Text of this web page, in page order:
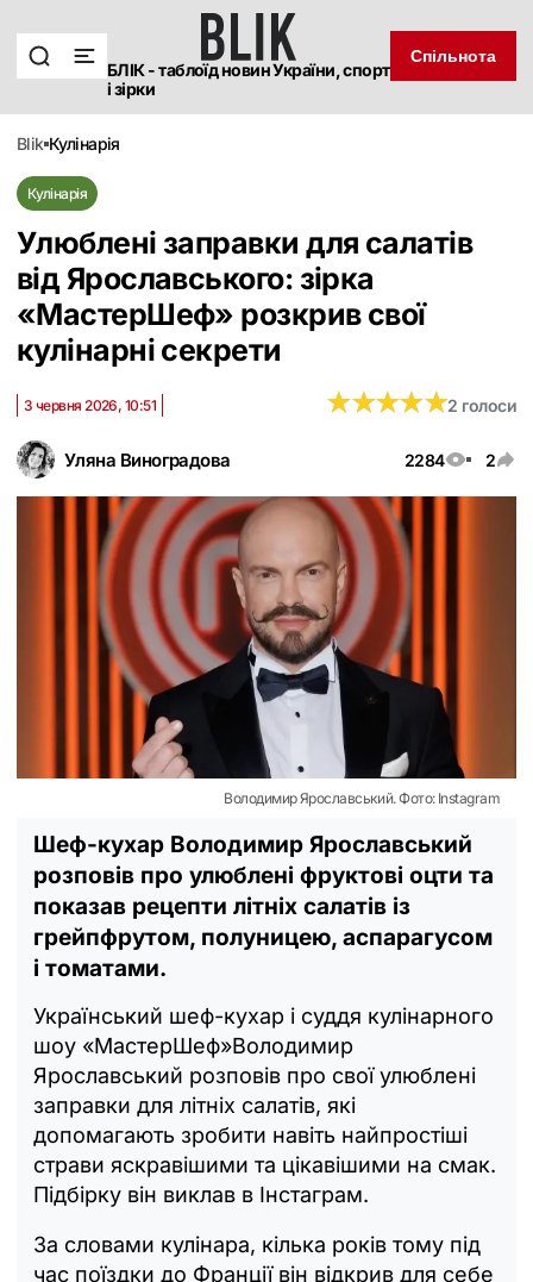
БЛІК - таблоїд новин України, спорт
і зірки
Спільнота
blik кулінарія
Кулінарія
Улюблені заправки для салатів
від Ярославського: зірка
«‎МастерШеф» розкрив свої
кулінарні секрети
Уляна Виноградова 2284 2
3 червня 2026, 10:51 ★★★★★
★★★★★2 голоси
Володимир Ярославський. Фото: Instagram
Шеф-кухар Володимир Ярославський
розповів про улюблені фруктові оцти та
показав рецепти літніх салатів із
грейпфрутом, полуницею, аспарагусом
і томатами.
Український шеф-кухар і суддя кулінарного
шоу «МастерШеф»Володимир
Ярославський розповів про свої улюблені
заправки для літніх салатів, які
допомагають зробити навіть найпростіші
страви яскравішими та цікавішими на смак.
Підбірку він виклав в Інстаграм.
За словами кулінара, кілька років тому під
час поїздки до Франції він відкрив для себе